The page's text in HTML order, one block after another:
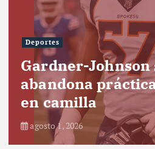
Deportes
Gardner-Johnson
abandona
en camilla
agosto 1, 2026